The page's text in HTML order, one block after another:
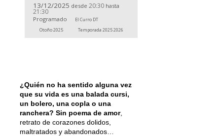
13/12/2025 desde 20:30 hasta
21:30
Programado
El Curro DT
Otoño 2025
Temporada 2025 2026
¿Quién no ha sentido alguna vez
que su vida es una balada cursi,
un bolero, una copla o una
ranchera? Sin poema de amor,
retrato de corazones dolidos,
maltratados y abandonados…